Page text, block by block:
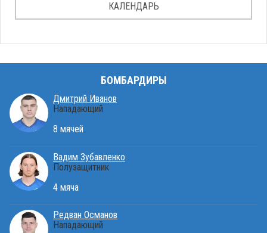
КАЛЕНДАРЬ
БОМБАРДИРЫ
Дмитрий Иванов
Нападающий
8 мячей
Вадим Зубавленко
Полузащитник
4 мяча
Редван Османов
Нападающий